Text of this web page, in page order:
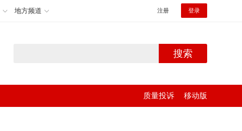
地方频道 注册 登录
搜索
质量投诉 移动版